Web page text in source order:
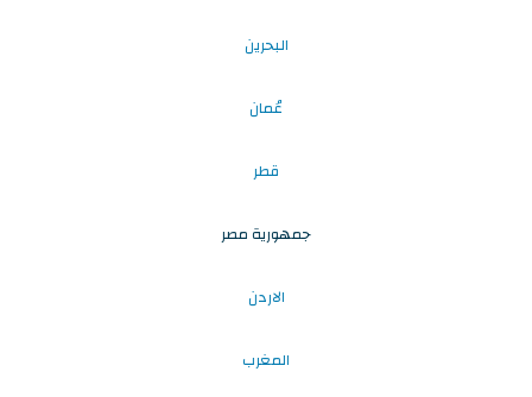
البحرين
عُمان
قطر
جمهورية مصر
الاردن
المغرب